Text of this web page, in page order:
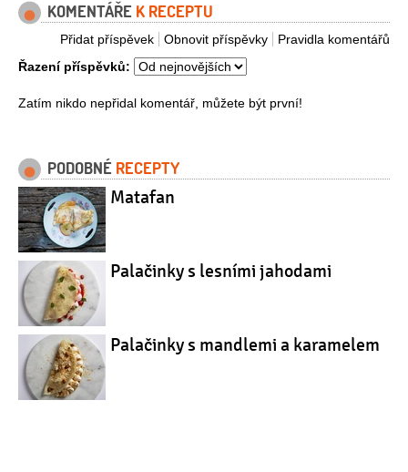
KOMENTÁŘE K RECEPTU
Pravidla komentářů
Obnovit příspěvky
Přidat příspěvek
Řazení příspěvků:
Zatím nikdo nepřidal komentář, můžete být první!
PODOBNÉ RECEPTY
Matafan
Palačinky s lesními jahodami
Palačinky s mandlemi a karamelem